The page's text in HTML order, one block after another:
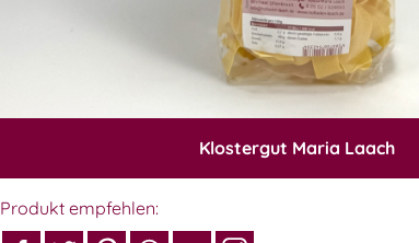
Klostergut Maria Laach
Produkt empfehlen: